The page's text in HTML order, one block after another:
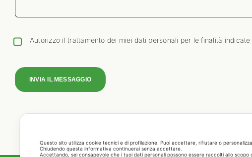
Autorizzo il trattamento dei miei dati personali per le finalità
INVIA IL MESSAGGIO
Questo sito utilizza cookie tecnici e di profilazione. Puoi accettare, rifiutare o
Chiudendo questa informativa continuerai senza accettare.
Accettando, sei consapevole che i tuoi dati personali possono essere raccolti allo scopo